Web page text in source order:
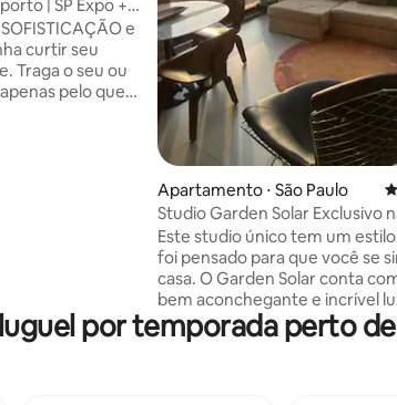
| SP Expo +
e
Traga o seu ou
pelo que
Apartamento ⋅ São Paulo
Studio Garden Solar Exclusivo
Olímpia
Este studio único tem um
foi pensado para que você se
casa. O Garden Solar conta
bem aconchegante e incrível
Situado num dos melhores
é um convite ao conforto e
por temporada perto